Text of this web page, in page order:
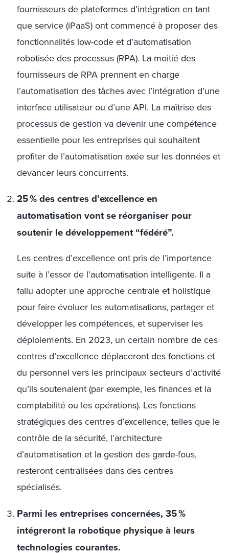
fournisseurs de plateformes d’intégration en tant
que service (iPaaS) ont commencé à proposer des
fonctionnalités low-code et d’automatisation
robotisée des processus (RPA). La moitié des
fournisseurs de RPA prennent en charge
l’automatisation des tâches avec l’intégration d’une
interface utilisateur ou d’une API. La maîtrise des
processus de gestion va devenir une compétence
essentielle pour les entreprises qui souhaitent
profiter de l’automatisation axée sur les données et
devancer leurs concurrents.
25 % des centres d’excellence en
automatisation vont se réorganiser pour
soutenir le développement “fédéré”.
Les centres d’excellence ont pris de l’importance
suite à l’essor de l’automatisation intelligente. Il a
fallu adopter une approche centrale et holistique
pour faire évoluer les automatisations, partager et
développer les compétences, et superviser les
déploiements. En 2023, un certain nombre de ces
centres d’excellence déplaceront des fonctions et
du personnel vers les principaux secteurs d’activité
qu’ils soutenaient (par exemple, les finances et la
comptabilité ou les opérations). Les fonctions
stratégiques des centres d’excellence, telles que le
contrôle de la sécurité, l’architecture
d’automatisation et la gestion des garde-fous,
resteront centralisées dans des centres
spécialisés.
Parmi les entreprises concernées, 35 %
intégreront la robotique physique à leurs
technologies courantes.